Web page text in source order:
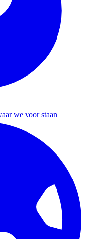
we voor staan